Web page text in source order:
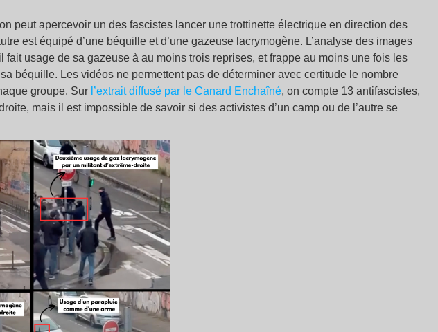
peut apercevoir un des fascistes lancer une trottinette électrique en direction des
est équipé d’une béquille et d’une gazeuse lacrymogène. L’analyse des images
fait usage de sa gazeuse à au moins trois reprises, et frappe au moins une fois les
béquille. Les vidéos ne permettent pas de déterminer avec certitude le nombre
groupe. Sur l’extrait diffusé par le Canard Enchaîné, on compte 13 antifascistes,
mais il est impossible de savoir si des activistes d’un camp ou de l’autre se